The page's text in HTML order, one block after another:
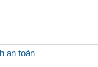
an toàn